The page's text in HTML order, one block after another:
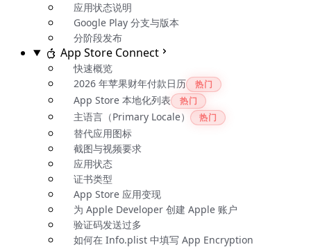
应用状态说明
Google Play 分支与版本
分阶段发布
App Store Connect
快速概览
2026 年苹果财年付款日历
热门
App Store 本地化列表 热门
主语言（Primary Locale） 热门
替代应用图标
截图与视频要求
应用状态
证书类型
App Store 应用变现
为 Apple Developer 创建 Apple 账户
验证码发送过多
如何在 Info.plist 中填写 App Encryption